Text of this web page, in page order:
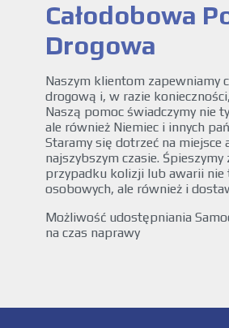
Całodobowa
Drogowa
Naszym klientom zapewniamy
drogową i, w razie
Naszą pomoc świadczymy nie
ale również Niemiec i innych
Staramy się dotrzeć na miejsce
najszybszym czasie.
przypadku kolizji lub awarii nie
osobowych, ale również i
Możliwość udostępniania
na czas naprawy